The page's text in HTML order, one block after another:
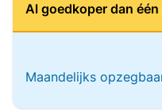
Al goedkoper dan
Maandelijks